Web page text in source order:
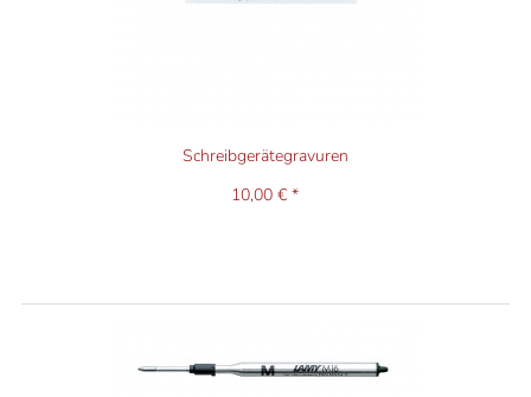
Schreibgerätegravuren
10,00 € *